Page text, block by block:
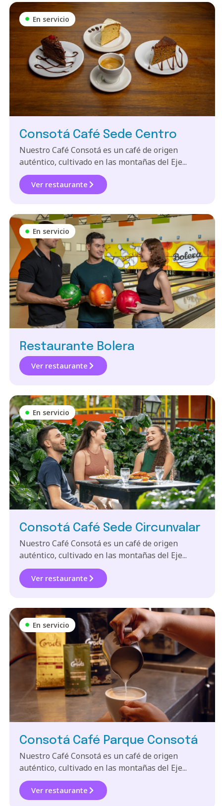
En servicio
Consotá Café Sede Centro
Nuestro Café Consotá es un café de origen
auténtico, cultivado en las montañas del Eje...
Ver restaurante
En servicio
Restaurante Bolera
Ver restaurante
En servicio
Consotá Café Sede Circunvalar
Nuestro Café Consotá es un café de origen
auténtico, cultivado en las montañas del Eje...
Ver restaurante
En servicio
Consotá Café Parque Consotá
Nuestro Café Consotá es un café de origen
auténtico, cultivado en las montañas del Eje...
Ver restaurante